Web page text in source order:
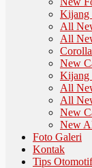
Kijang
All
All
New
Kijang
All
All
New
New
Foto Galeri
Kontak
Tips Otomotif